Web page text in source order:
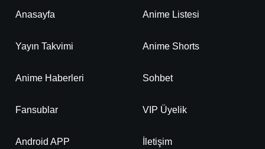
Anasayfa Anime Listesi
Yayın Takvimi Anime Shorts
Anime Haberleri Sohbet
Fansublar VIP Üyelik
Android APP İletişim